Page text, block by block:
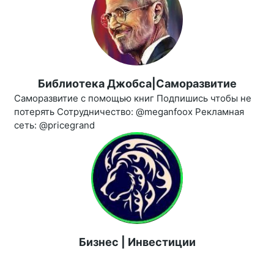
Библиотека Джобса|Саморазвитие
Саморазвитие с помощью книг Подпишись чтобы не
потерять Сотрудничество: @meganfoox Рекламная
сеть: @pricegrand
Бизнес | Инвестиции